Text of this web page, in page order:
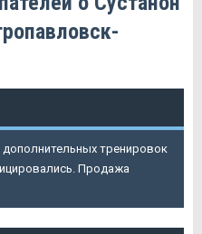
тренировок
Продажа